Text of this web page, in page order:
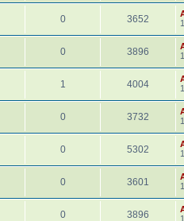
0 3652
0 3896
1 4004
0 3732
0 5302
0 3601
0 3896